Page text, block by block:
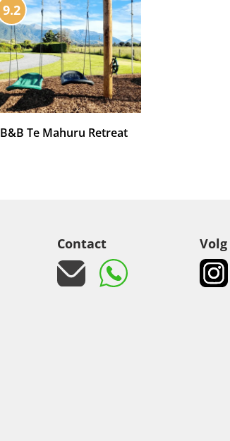
9.2
B&B Te Mahuru Retreat
Contact